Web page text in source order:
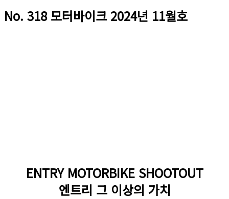
No. 318 모터바이크 2024년 11월호
ENTRY MOTORBIKE SHOOTOUT
엔트리 그 이상의 가치